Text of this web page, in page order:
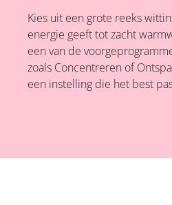
Kies uit een grote reeks
energie geeft tot zacht
een van de
zoals Concentreren of
een instelling die het best